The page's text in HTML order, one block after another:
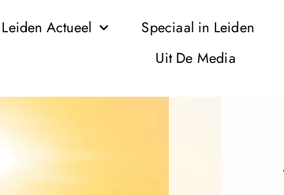
Leiden Actueel Speciaal in Leiden
Uit De Media